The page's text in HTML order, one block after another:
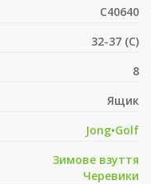
C40640
32-37 (C)
8
Ящик
Jong•Golf
Зимове взуття
Черевики